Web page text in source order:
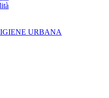
URBANA